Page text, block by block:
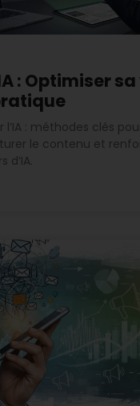
: Optimiser
l’IA : méthodes clés
le contenu et
d’IA.